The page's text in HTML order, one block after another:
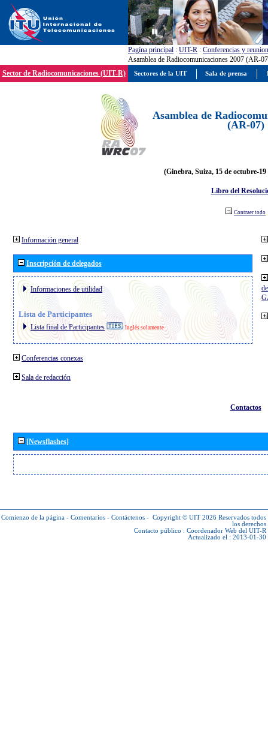
Pagína principal : UIT-R : Conferencias y
Asamblea de Radiocomunicaciones 2007 (AR-
Sector de Radiocomunicaciones (UIT-R)
Asamblea de
(AR-07)
(Ginebra, Suiza, 15 de octubre-19
Libro del
Contraer todo
Información general
Inscripción de delegados
Informaciones de utilidad
Lista de Participantes
Lista final de Participantes Inglés solamente
Conferencias conexas
Sala de redacción
Contactos
[Newsflashes]
Comienzo de la página - Comentarios - Contáctenos - Copyright © UIT 2026 Reservados todos
los derechos
Contacto público : Coordenador Web del UIT-R
Actualizado el : 2013-01-30
Sectores de la UIT Sala de prensa